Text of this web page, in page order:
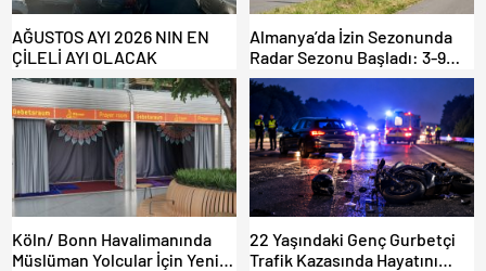
AĞUSTOS AYI 2026 NIN EN
ÇİLELİ AYI OLACAK
Almanya’da İzin Sezonunda
Radar Sezonu Başladı: 3-9
Ağustos’ta Radar Hız
Denetimi Yapılacak!
Köln/ Bonn Havalimanında
Müslüman Yolcular İçin Yeni
22 Yaşındaki Genç Gurbetçi
Trafik Kazasında Hayatını